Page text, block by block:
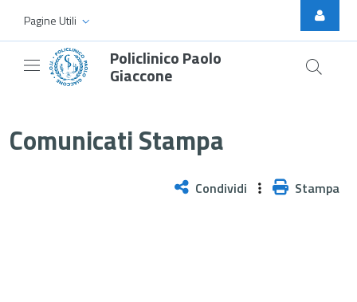
Skip to Main Content
Pagine Utili
Policlinico Paolo
Giaccone
Comunicati Stampa
Condividi Stampa